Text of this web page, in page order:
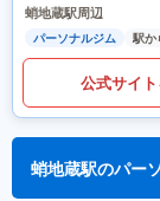
蛸地蔵駅周辺
パーソナルジム 駅か
公式サイ
蛸地蔵駅のパー